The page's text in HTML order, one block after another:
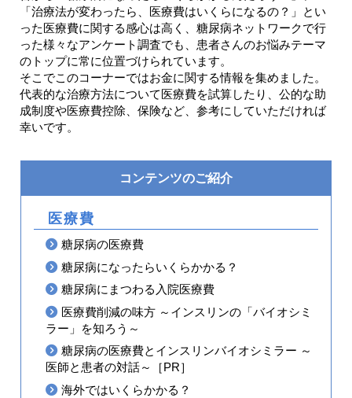
血糖トレンド
グリコアルブミン
特集・連載 一覧へ
1型ライフ
「治療法が変わったら、医療費はいくらになるの？」とい
った医療費に関する感心は高く、糖尿病ネットワークで行
った様々なアンケート調査でも、患者さんのお悩みテーマ
のトップに常に位置づけられています。
そこでこのコーナーではお金に関する情報を集めました。
代表的な治療方法について医療費を試算したり、公的な助
成制度や医療費控除、保険など、参考にしていただければ
幸いです。
コンテンツのご紹介
医療費
糖尿病の医療費
糖尿病になったらいくらかかる？
糖尿病にまつわる入院医療費
医療費削減の味方 ～インスリンの「バイオシミ
ラー」を知ろう～
糖尿病の医療費とインスリンバイオシミラー ～
医師と患者の対話～［PR］
海外ではいくらかかる？